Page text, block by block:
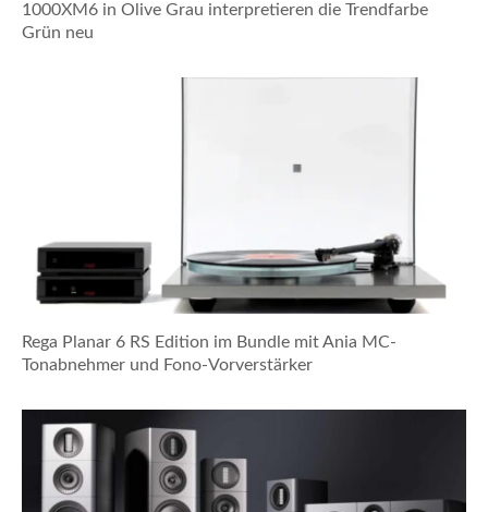
1000XM6 in Olive Grau interpretieren die Trendfarbe
Grün neu
Rega Planar 6 RS Edition im Bundle mit Ania MC-
Tonabnehmer und Fono-Vorverstärker